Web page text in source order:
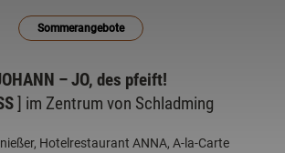
Sommerangebote
– JO, des pfeift!
] im Zentrum von Schladming
Hotelrestaurant ANNA, A-la-Carte